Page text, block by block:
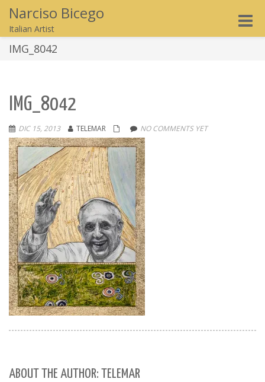
Narciso Bicego
Italian Artist
Toggle
IMG_8042
IMG_8042
DIC 15, 2013 TELEMAR NO COMMENTS YET
ABOUT THE AUTHOR: TELEMAR